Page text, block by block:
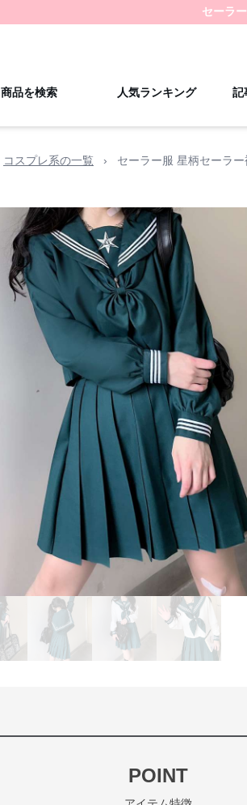
セーラ
商品を検索 人気ランキング 記
コスプレ系の一覧 › セーラー服 星柄セーラ
POINT